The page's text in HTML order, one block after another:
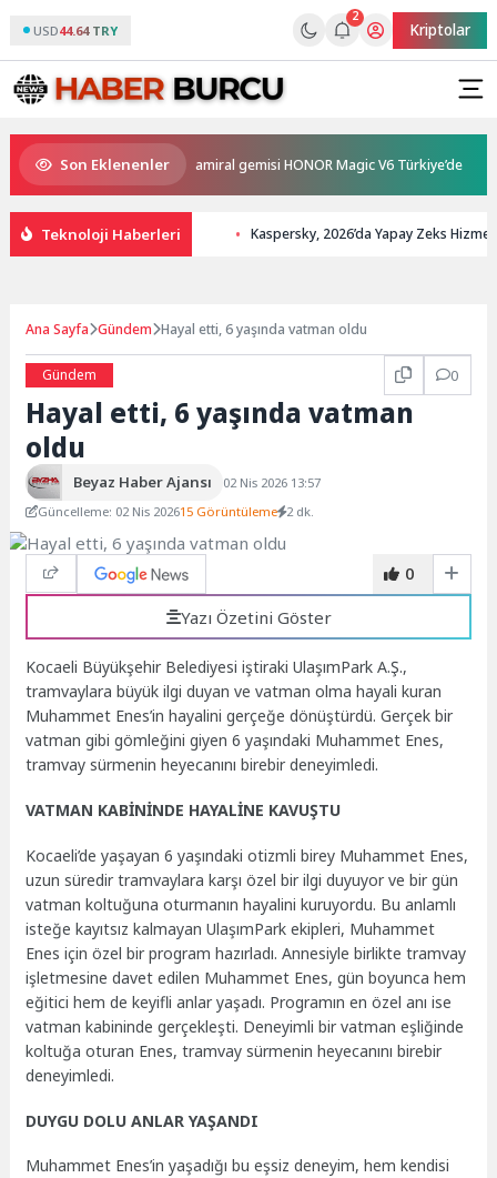
USD44.64 TRY
2
Kriptolar
Son Eklenenler
ve en güçlü katlanabilir amiral gemisi HONOR Magic V6 Türkiye’de
Teknoloji Haberleri Kaspersky, 2026’da Yapay Zeks
Ana Sayfa Gündem Hayal etti, 6 yaşında vatman oldu
Gündem 0
Hayal etti, 6 yaşında vatman
oldu
Beyaz Haber Ajansı
02 Nis 2026 13:57
Güncelleme: 02 Nis 202615 Görüntüleme 2 dk.
0
Yazı Özetini Göster
Kocaeli Büyükşehir Belediyesi iştiraki UlaşımPark A.Ş.,
tramvaylara büyük ilgi duyan ve vatman olma hayali kuran
Muhammet Enes’in hayalini gerçeğe dönüştürdü. Gerçek bir
vatman gibi gömleğini giyen 6 yaşındaki Muhammet Enes,
tramvay sürmenin heyecanını birebir deneyimledi.
VATMAN KABİNİNDE HAYALİNE KAVUŞTU
Kocaeli’de yaşayan 6 yaşındaki otizmli birey Muhammet Enes,
uzun süredir tramvaylara karşı özel bir ilgi duyuyor ve bir gün
vatman koltuğuna oturmanın hayalini kuruyordu. Bu anlamlı
isteğe kayıtsız kalmayan UlaşımPark ekipleri, Muhammet
Enes için özel bir program hazırladı. Annesiyle birlikte tramvay
işletmesine davet edilen Muhammet Enes, gün boyunca hem
eğitici hem de keyifli anlar yaşadı. Programın en özel anı ise
vatman kabininde gerçekleşti. Deneyimli bir vatman eşliğinde
koltuğa oturan Enes, tramvay sürmenin heyecanını birebir
deneyimledi.
DUYGU DOLU ANLAR YAŞANDI
Muhammet Enes’in yaşadığı bu eşsiz deneyim, hem kendisi